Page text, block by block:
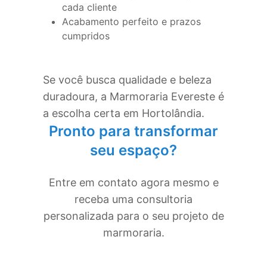
cada cliente
Acabamento perfeito e prazos
cumpridos
Se você busca qualidade e beleza
duradoura, a Marmoraria Evereste é
a escolha certa em Hortolândia.
Pronto para transformar
seu espaço?
Entre em contato agora mesmo e
receba uma consultoria
personalizada para o seu projeto de
marmoraria.